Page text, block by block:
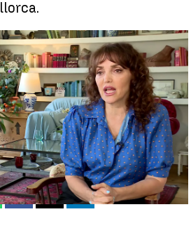
'Mallorca Files': "Somos dos mujeres
un gran sentido del deber" |
Emilia Rial
de 2022, 23:11
Facebook
X Linkedin